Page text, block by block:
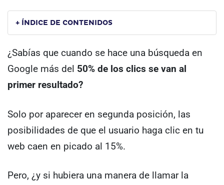
+ ÍNDICE DE CONTENIDOS
¿Sabías que cuando se hace una búsqueda en
Google más del 50% de los clics se van al
primer resultado?
Solo por aparecer en segunda posición, las
posibilidades de que el usuario haga clic en tu
web caen en picado al 15%.
Pero, ¿y si hubiera una manera de llamar la